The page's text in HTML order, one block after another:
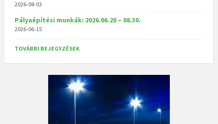
2026-08-03
Pályaépítési munkák: 2026.06.20 – 08.30.
2026-06-15
TOVÁBBI BEJEGYZÉSEK